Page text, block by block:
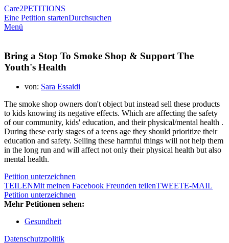
Care2PETITIONS
Eine Petition startenDurchsuchen
Menü
Bring a Stop To Smoke Shop & Support The
Youth's Health
von: Sara Essaidi
The smoke shop owners don't object but instead sell these products
to kids knowing its negative effects. Which are affecting the safety
of our community, kids' education, and their physical/mental health .
During these early stages of a teens age they should prioritize their
education and safety. Selling these harmful things will not help them
in the long run and will affect not only their physical health but also
mental health.
Petition unterzeichnen
TEILENMit meinen Facebook Freunden teilenTWEETE-MAIL
Petition unterzeichnen
Mehr Petitionen sehen:
Gesundheit
Datenschutzpolitik